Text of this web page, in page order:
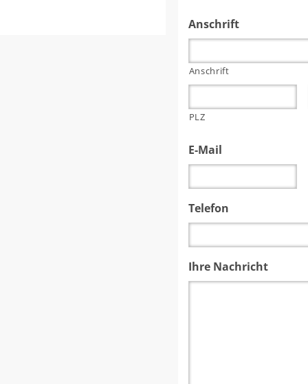
Anschrift
Anschrift
PLZ
E-Mail
Telefon
Ihre Nachricht